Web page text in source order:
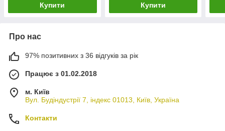
Купити Купити
Про нас
97% позитивних з 36 відгуків за рік
Працює з 01.02.2018
м. Київ
Вул. Будіндустрії 7, індекс 01013, Київ, Україна
Контакти